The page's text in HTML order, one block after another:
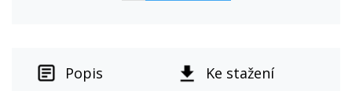
Popis Ke stažení